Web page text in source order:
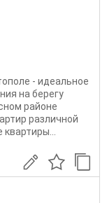
- идеальное
на берегу
районе
различной